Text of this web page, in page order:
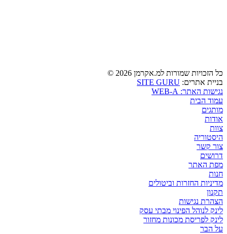
כל הזכויות שמורות למ.אקרמן 2026 ©
בניית אתרים: SITE GURU
נגישות האתר: WEB-A
עמוד הבית
מותגים
אודות
צוות
היסטוריה
צור קשר
דרושים
מפת האתר
חנות
מדיניות החזרות וביטולים
תקנון
הצהרת נגישות
לינק לנוהל הפינוי מבתי עסק
לינק לפריסת מכונות מחזור
על הבר